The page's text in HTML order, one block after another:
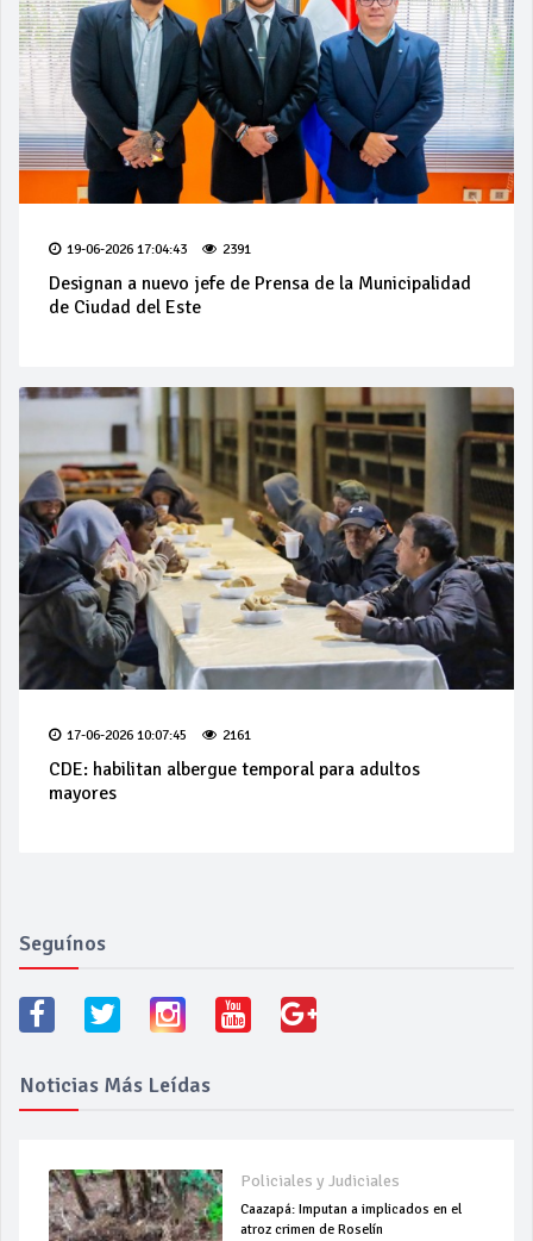
19-06-2026 17:04:43 2391
Designan a nuevo jefe de Prensa de la Municipalidad
de Ciudad del Este
17-06-2026 10:07:45 2161
CDE: habilitan albergue temporal para adultos
mayores
Seguínos
Noticias Más Leídas
Policiales y Judiciales
Caazapá: Imputan a implicados en el
atroz crimen de Roselín